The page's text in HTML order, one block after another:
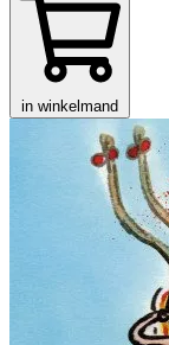
in winkelmand